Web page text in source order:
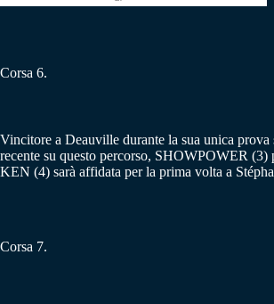
Corsa 6.
Vincitore a Deauville durante la sua unica
recente su questo percorso, SHOWPOWER
KEN (4) sarà affidata per la prima volta a
Corsa 7.